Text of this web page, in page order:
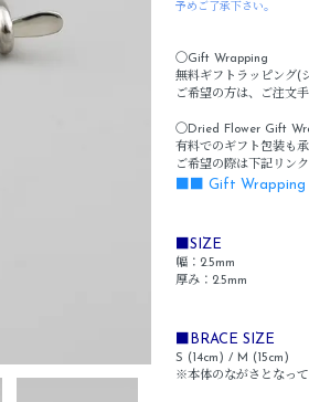
予めご了承下さい。
〇Gift Wrapping
無料ギフトラッピング(
ご希望の方は、ご注文
〇Dried Flower Gift
有料でのギフト包装も
ご希望の際は下記リン
■■ Gift
■SIZE
幅：2.5mm
厚み：2.5mm
■BRACE SIZE
S (14cm) / M (15cm)
※本体のながさとなっ